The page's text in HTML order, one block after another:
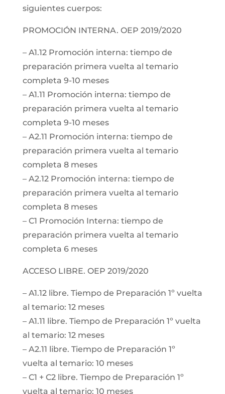
siguientes cuerpos:
PROMOCIÓN INTERNA. OEP 2019/2020
– A1.12 Promoción interna: tiempo de
preparación primera vuelta al temario
completa 9-10 meses
– A1.11 Promoción interna: tiempo de
preparación primera vuelta al temario
completa 9-10 meses
– A2.11 Promoción interna: tiempo de
preparación primera vuelta al temario
completa 8 meses
– A2.12 Promoción interna: tiempo de
preparación primera vuelta al temario
completa 8 meses
– C1 Promoción Interna: tiempo de
preparación primera vuelta al temario
completa 6 meses
ACCESO LIBRE. OEP 2019/2020
– A1.12 libre. Tiempo de Preparación 1º vuelta
al temario: 12 meses
– A1.11 libre. Tiempo de Preparación 1º vuelta
al temario: 12 meses
– A2.11 libre. Tiempo de Preparación 1º
vuelta al temario: 10 meses
– C1 + C2 libre. Tiempo de Preparación 1º
vuelta al temario: 10 meses